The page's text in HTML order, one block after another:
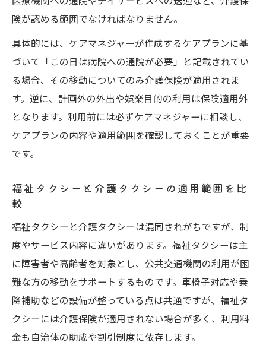
び方
介護タクシー利用時の家族同乗やサービス
質を比較
メリットと注意点から最適な利用方法を考える
介護タクシーのメリットとデメリットを総
整理
介護タクシー利用時に気を付けたい注意点
介護タクシーで後悔しないための実践的ア
ドバイス
険が認める範囲でなければなりません。
具体的には、ケアマネジャーが作成するケアプランに基
づいて「この日は病院への通院が必要」と記載されてい
る場合、その移動についてのみ介護保険が適用されま
す。逆に、計画外の外出や娯楽目的の利用は保険適用外
となります。利用前には必ずケアマネジャーに相談し、
ケアプランの内容や適用範囲を確認しておくことが重要
です。
福祉タクシーと介護タクシーの適用範囲を比
較
福祉タクシーと介護タクシーは混同されがちですが、制
度やサービス内容に違いがあります。福祉タクシーは主
に障害者や高齢者を対象とし、公共交通機関の利用が困
難な方の移動をサポートするものです。車椅子対応や乗
降補助などの設備が整っている点は共通ですが、福祉タ
クシーには介護保険が適用されない場合が多く、利用料
金も自治体の助成や割引制度に依存します。